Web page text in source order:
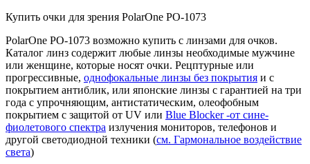
Купить очки для зрения PolarOne PO-1073
PolarOne PO-1073 возможно купить с линзами для очков.
Каталог линз содержит любые линзы необходимые мужчине
или женщине, которые носят очки. Рецптурные или
прогрессивные, однофокальные линзы без покрытия и с
покрытием антиблик, или японские линзы с гарантией на три
года с упрочняющим, антистатическим, олеофобным
покрытием с защитой от UV или Blue Blocker -от сине-
фиолетового спектра излучения мониторов, телефонов и
другой светодиодной техники (см. Гармональное воздействие
света)